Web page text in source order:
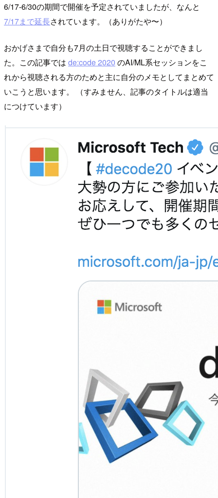
6/17-6/30の期間で開催を予定されていましたが、なんと
7/17まで延長されています。（ありがたや〜）
おかげさまで自分も7月の土日で視聴することができまし
た。この記事では de:code 2020 のAI/ML系セッションをこ
れから視聴される方のためと主に自分のメモとしてまとめて
いこうと思います。 （すみません、記事のタイトルは適当
につけています）